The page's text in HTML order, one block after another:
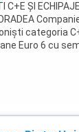
C+E ȘI
categoria
Euro 6 cu
...